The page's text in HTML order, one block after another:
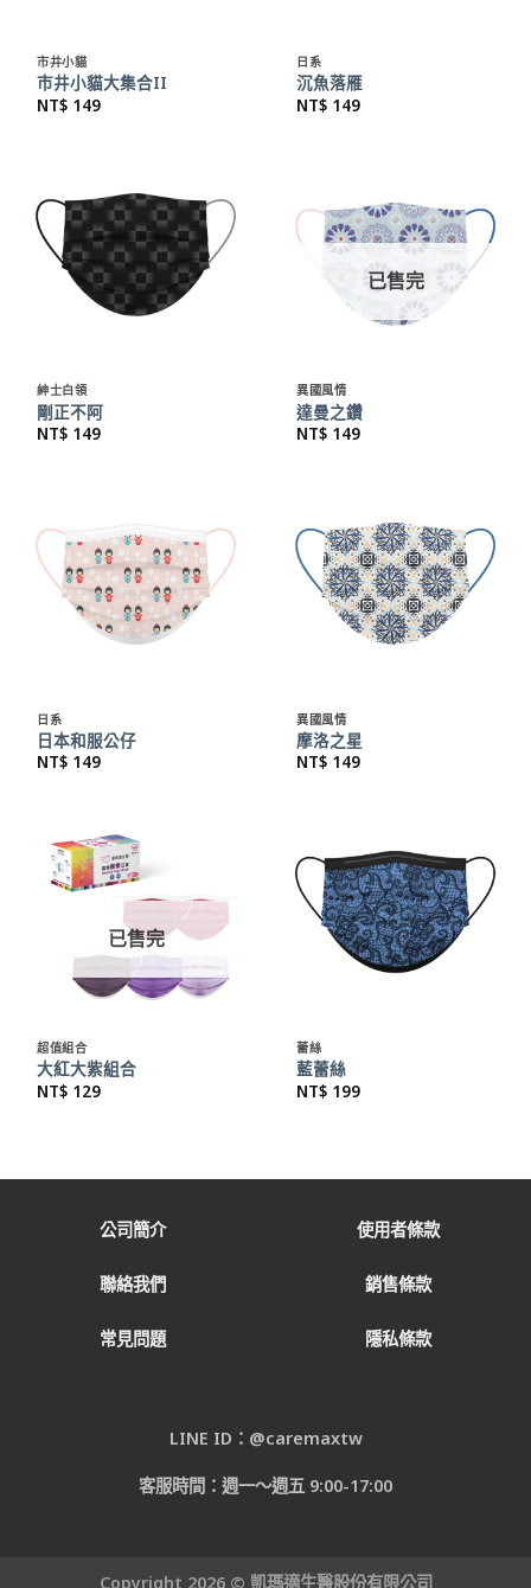
市井小貓
市井小貓大集合II
NT$ 149
日系
沉魚落雁
NT$ 149
紳士白領
剛正不阿
NT$ 149
已售完
異國風情
達曼之鑽
NT$ 149
日系
日本和服公仔
NT$ 149
異國風情
摩洛之星
NT$ 149
已售完
超值組合
大紅大紫組合
NT$ 129
蕾絲
藍蕾絲
NT$ 199
公司簡介
聯絡我們
常見問題
使用者條款
銷售條款
隱私條款
LINE ID：@caremaxtw
客服時間：週一～週五 9:00-17:00
Copyright 2026 © 凱瑪適生醫股份有限公司